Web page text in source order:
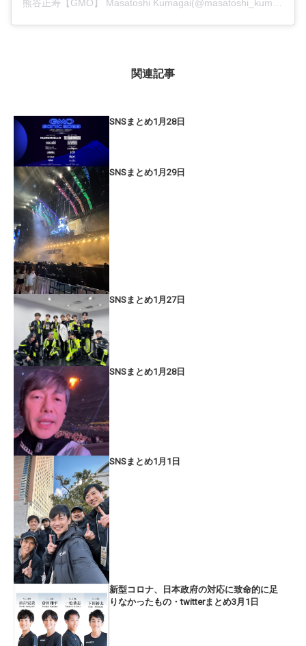
関連記事
SNSまとめ1月28日
SNSまとめ1月29日
SNSまとめ1月27日
SNSまとめ1月28日
SNSまとめ1月1日
新型コロナ、日本政府の対応に致命的に足
りなかったもの・twitterまとめ3月1日